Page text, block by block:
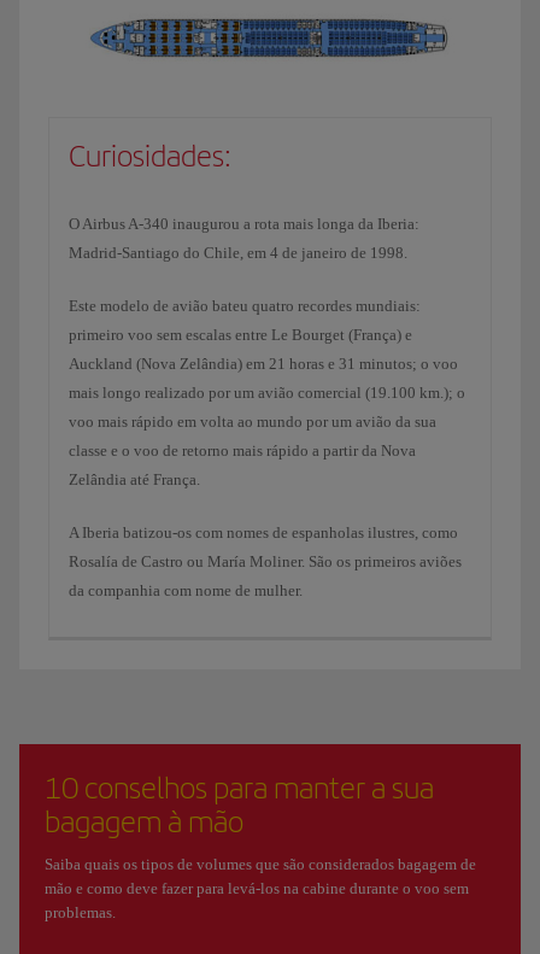
Curiosidades:
O Airbus A-340 inaugurou a rota mais longa da Iberia:
Madrid-Santiago do Chile, em 4 de janeiro de 1998.
Este modelo de avião bateu quatro recordes mundiais:
primeiro voo sem escalas entre Le Bourget (França) e
Auckland (Nova Zelândia) em 21 horas e 31 minutos; o voo
mais longo realizado por um avião comercial (19.100 km.); o
voo mais rápido em volta ao mundo por um avião da sua
classe e o voo de retorno mais rápido a partir da Nova
Zelândia até França.
A Iberia batizou-os com nomes de espanholas ilustres, como
Rosalía de Castro ou María Moliner. São os primeiros aviões
da companhia com nome de mulher.
10 conselhos para manter a sua
bagagem à mão
Saiba quais os tipos de volumes que são considerados bagagem de
mão e como deve fazer para levá-los na cabine durante o voo sem
problemas.